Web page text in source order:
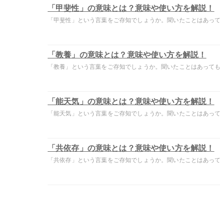
「甲斐性」の意味とは？意味や使い方を解説！
「甲斐性」という言葉をご存知でしょうか。聞いたことはあっ
「教養」の意味とは？意味や使い方を解説！
「教養」という言葉をご存知でしょうか。聞いたことはあって
「能天気」の意味とは？意味や使い方を解説！
「能天気」という言葉をご存知でしょうか。聞いたことはあっ
「共依存」の意味とは？意味や使い方を解説！
「共依存」という言葉をご存知でしょうか。聞いたことはあっ